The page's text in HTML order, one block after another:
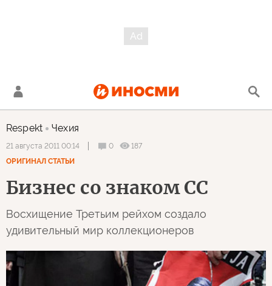
Respekt Чехия
21 августа 2011 00:14 0
187
ОРИГИНАЛ СТАТЬИ
Бизнес со знаком СС
Восхищение Третьим рейхом создало
удивительный мир коллекционеров